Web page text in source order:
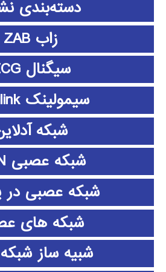
دسته‌بندی
زاب ZAB
سیگنال ECG
سیمولینک simulink
شبکه
شبکه عصبی CNN
شبکه عصبی در
شبکه های
شبیه ساز شبکه NS2